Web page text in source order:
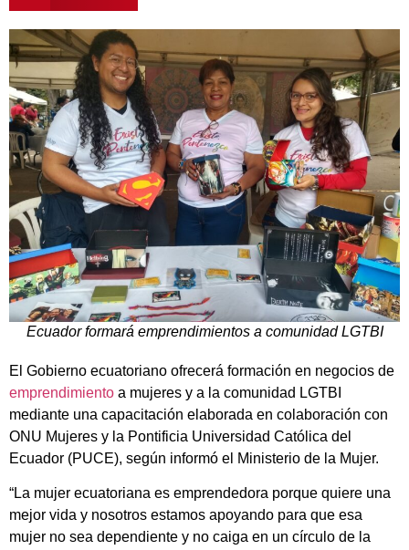
Ecuador formará emprendimientos a comunidad LGTBI
El Gobierno ecuatoriano ofrecerá formación en negocios de
emprendimiento a mujeres y a la comunidad LGTBI
mediante una capacitación elaborada en colaboración con
ONU Mujeres y la Pontificia Universidad Católica del
Ecuador (PUCE), según informó el Ministerio de la Mujer.
“La mujer ecuatoriana es emprendedora porque quiere una
mejor vida y nosotros estamos apoyando para que esa
mujer no sea dependiente y no caiga en un círculo de la